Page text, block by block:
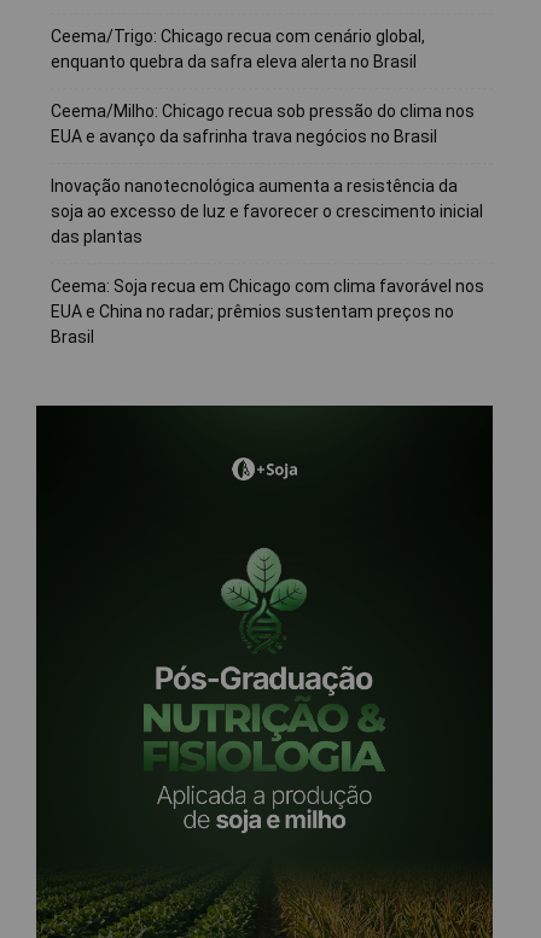
Ceema/Trigo: Chicago recua com cenário global,
enquanto quebra da safra eleva alerta no Brasil
Ceema/Milho: Chicago recua sob pressão do clima nos
EUA e avanço da safrinha trava negócios no Brasil
Inovação nanotecnológica aumenta a resistência da
soja ao excesso de luz e favorecer o crescimento inicial
das plantas
Ceema: Soja recua em Chicago com clima favorável nos
EUA e China no radar; prêmios sustentam preços no
Brasil